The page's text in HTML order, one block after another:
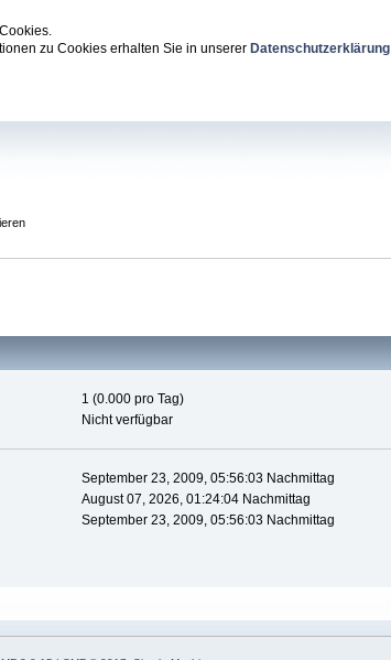
zu Cookies erhalten Sie in unserer Datenschutzerklärung
1 (0.000 pro Tag)
Nicht verfügbar
September 23, 2009, 05:56:03 Nachmittag
August 07, 2026, 01:24:04 Nachmittag
September 23, 2009, 05:56:03 Nachmittag